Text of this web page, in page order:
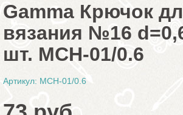
Gamma Крючок
вязания №16
шт. MCH-01/0.6
Артикул: MCH-01/0.6